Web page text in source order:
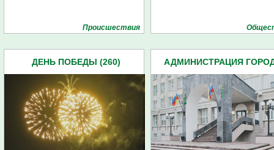
Проиcшествия
ДЕНЬ ПОБЕДЫ (260)
АДМИНИСТРАЦИЯ